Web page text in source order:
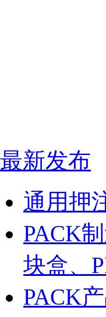
最新发布
通用押
PACK
块盒、
PACK